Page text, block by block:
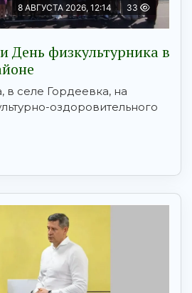
8 АВГУСТА 2026, 12:14 33
День физкультурника в
в селе Гордеевка, на
оздоровительного